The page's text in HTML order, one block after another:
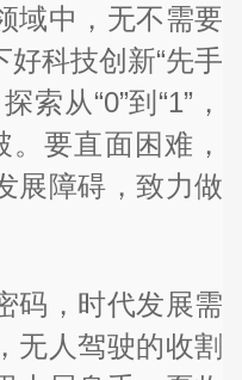
域中，无不需要
科技创新“先手
索从“0”到“1”，
。要直面困难，
展障碍，致力做
码，时代发展需
无人驾驶的收割